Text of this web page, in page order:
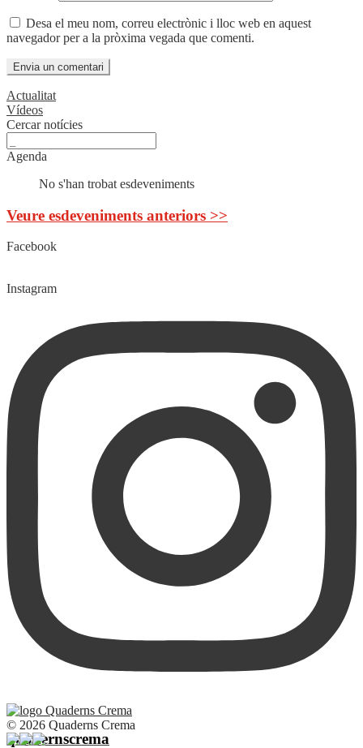
Desa el meu nom, correu electrònic i lloc web en aquest
navegador per a la pròxima vegada que comenti.
Actualitat
Vídeos
Cercar notícies
Agenda
No s'han trobat esdeveniments
Veure esdeveniments anteriors >>
Facebook
Instagram
quadernscrema
© 2026 Quaderns Crema